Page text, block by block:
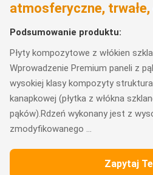
atmosferyczne,
Podsumowanie produktu:
Płyty kompozytowe z włókien
Wprowadzenie Premium paneli z
wysokiej klasy kompozyty
kanapkowej (płytka z włókna
pąków).Rdzeń wykonany jest z
zmodyfikowanego ...
Zapytaj